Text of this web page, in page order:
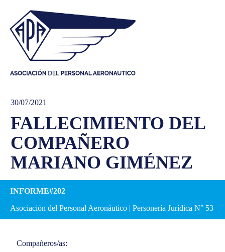
30/07/2021
FALLECIMIENTO DEL
COMPAÑERO
MARIANO GIMÉNEZ
INFORME#202
Asociación del Personal Aeronáutico | Personería Jurídica N° 53
Compañeros/as: